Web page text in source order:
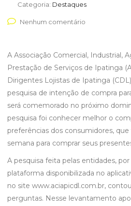
Categoria: Destaques
Nenhum comentário
A Associação Comercial, Industrial,
Prestação de Serviços de Ipatinga
Dirigentes Lojistas de Ipatinga
pesquisa de intenção de compra
será comemorado no próximo
pesquisa foi conhecer melhor o
preferências dos consumidores, que
semana para comprar seus
A pesquisa feita pelas entidades,
plataforma disponibilizada no
no site www.aciapicdl.com.br,
perguntas. Nesse levantamento